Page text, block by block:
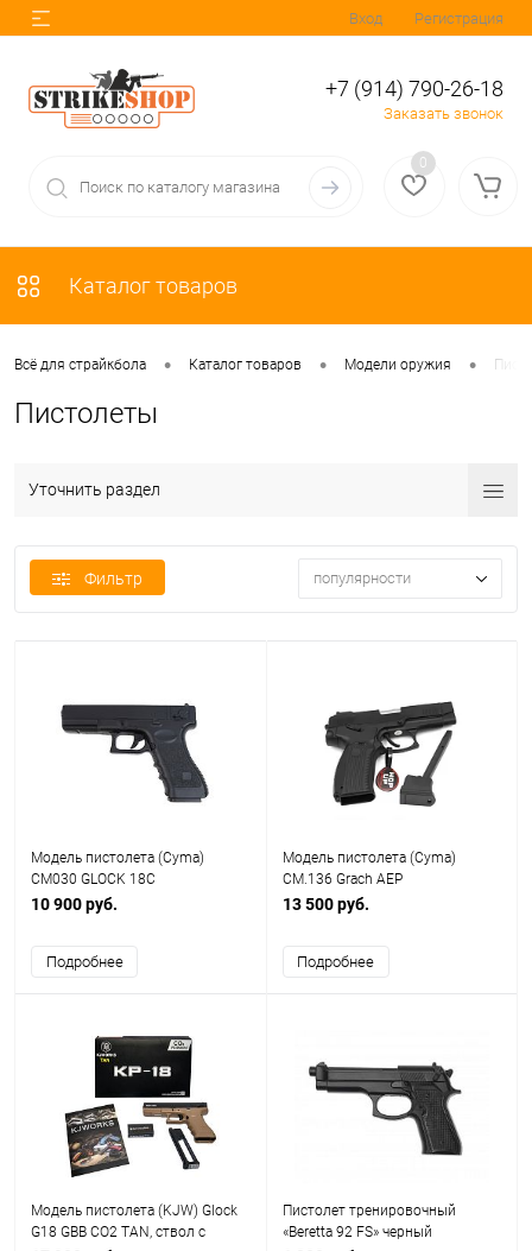
Вход Регистрация
+7 (914) 790-26-18
Заказать звонок
0
Каталог товаров
Всё для страйкбола • Каталог товаров • Модели оружия •
Пистолеты
Уточнить раздел
Фильтр популярности
Модель пистолета (Cyma)
CM030 GLOCK 18C
10 900 руб.
Подробнее
Модель пистолета (Cyma)
CM.136 Grach AEP
13 500 руб.
Подробнее
Модель пистолета (KJW) Glock
G18 GBB CO2 TAN, ствол с
Пистолет тренировочный
«Beretta 92 FS» черный